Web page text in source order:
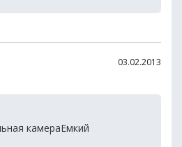
03.02.2013
камераЕмкий